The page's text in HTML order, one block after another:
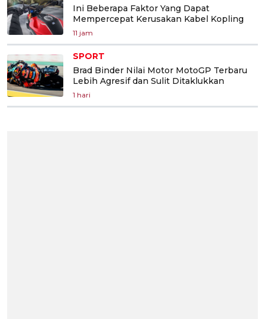
Ini Beberapa Faktor Yang Dapat
Mempercepat Kerusakan Kabel Kopling
11 jam
SPORT
Brad Binder Nilai Motor MotoGP Terbaru
Lebih Agresif dan Sulit Ditaklukkan
1 hari